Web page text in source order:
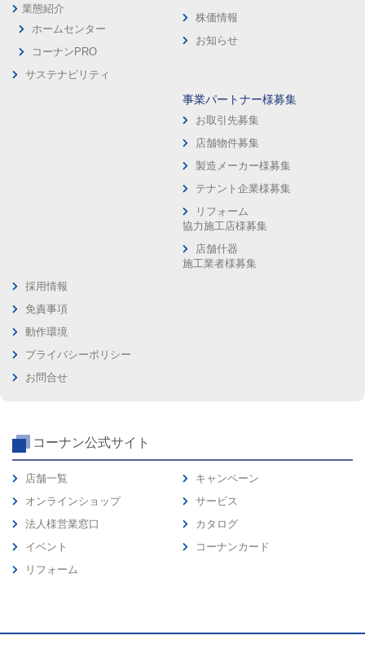
業態紹介
ホームセンター
コーナンPRO
サステナビリティ
株価情報
お知らせ
事業パートナー様募集
お取引先募集
店舗物件募集
製造メーカー様募集
テナント企業様募集
リフォーム
協力施工店様募集
店舗什器
施工業者様募集
採用情報
免責事項
動作環境
プライバシーポリシー
お問合せ
コーナン公式サイト
店舗一覧
オンラインショップ
法人様営業窓口
イベント
リフォーム
キャンペーン
サービス
カタログ
コーナンカード